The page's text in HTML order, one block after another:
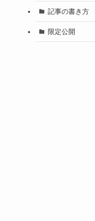
記事の書き方
限定公開